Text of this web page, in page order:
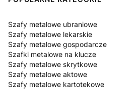
Szafy metalowe ubraniowe
Szafy metalowe lekarskie
Szafy metalowe gospodarcze
Szafki metalowe na klucze
Szafy metalowe skrytkowe
Szafy metalowe aktowe
Szafy metalowe kartotekowe